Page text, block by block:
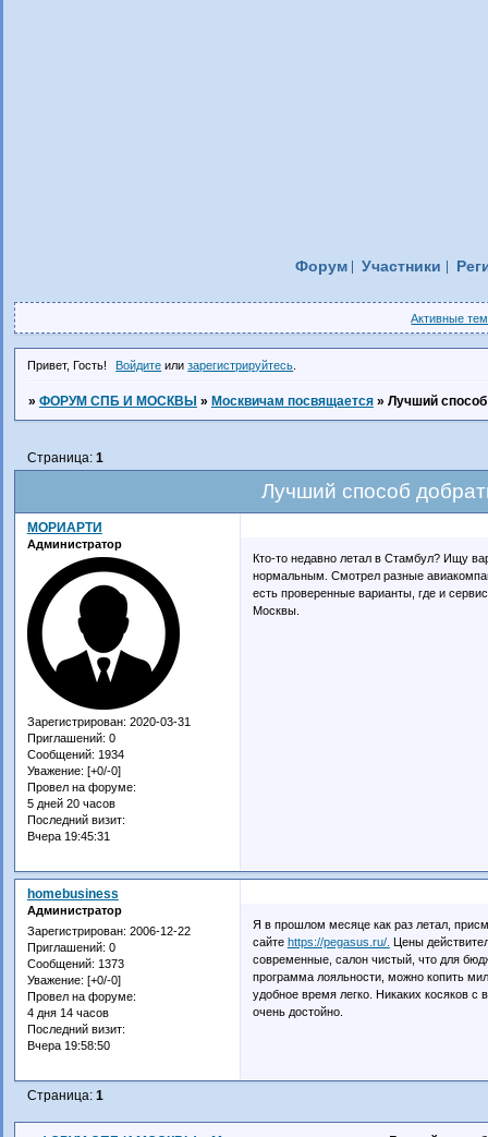
Форум Участники
Активные
Привет, Гость! Войдите илизарегистрируйтесь
» ФОРУМ СПБ И МОСКВЫ » Москвичам посвящается » Лучший
Лучший способ
Страница: 1
МОРИАРТИ
Администратор
Зарегистрирован: 2020-03-31
Приглашений: 0
Сообщений: 1934
Уважение: [+0/-0]
Провел на форуме:
5 дней 20 часов
Последний визит:
Вчера 19:45:31
Кто-то недавно летал в Стамбул? Ищу
нормальным. Смотрел разные
есть проверенные варианты, где и
Москвы.
homebusiness
Администратор
Зарегистрирован: 2006-12-22
Приглашений: 0
Сообщений: 1373
Уважение: [+0/-0]
Провел на форуме:
4 дня 14 часов
Последний визит:
Вчера 19:58:50
Я в прошлом месяце как раз летал,
сайте https://pegasus.ru/. Цены
современные, салон чистый, что для
программа лояльности, можно копить
удобное время легко. Никаких косяков
очень достойно.
Страница: 1